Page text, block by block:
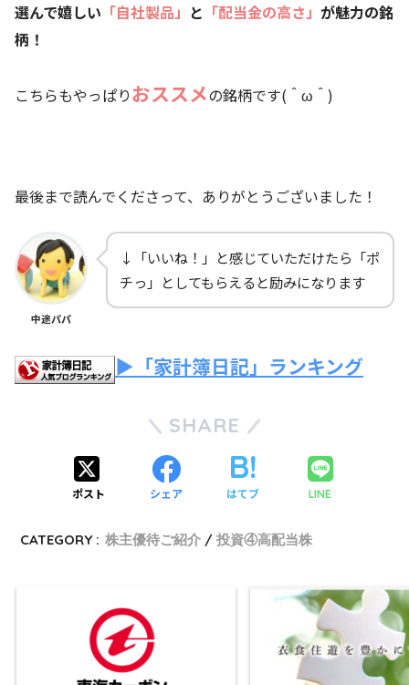
選んで嬉しい 「自社製品 」 と 「配当金の高さ」 が魅力の銘
柄！
こちらもやっぱりおススメの銘柄です(＾ω＾)
最後まで読んでくださって、ありがとうございました！
中途パパ
↓「いいね！」と感じていただけたら「ポ
チっ」としてもらえると励みになります
▶「家計簿日記」ランキング
SHARE
ポスト シェア はてブ LINE
CATEGORY : 株主優待ご紹介 投資④高配当株